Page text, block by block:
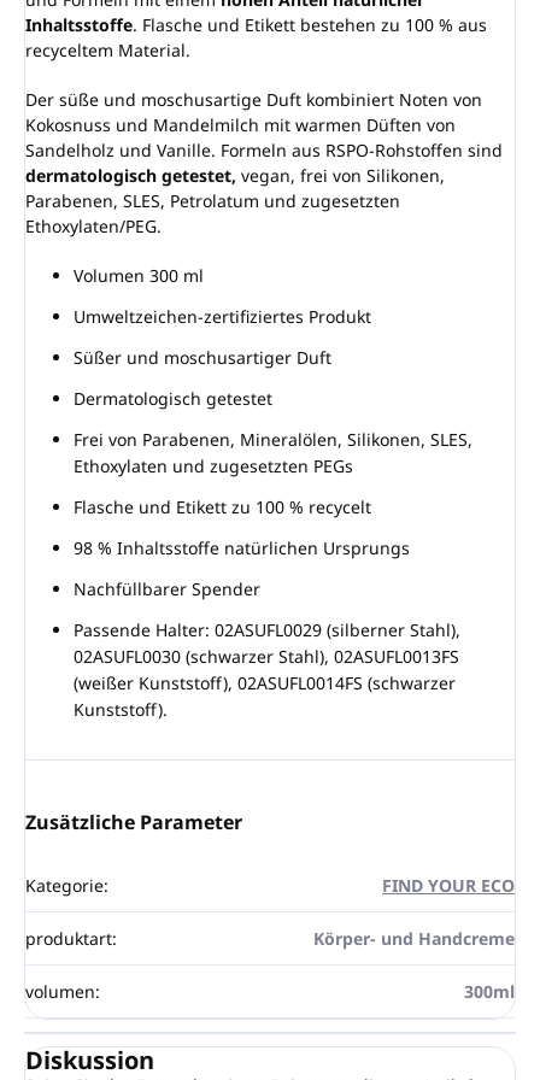
Inhaltsstoffe. Flasche und Etikett bestehen zu 100 % aus
recyceltem Material.
Der süße und moschusartige Duft kombiniert Noten von
Kokosnuss und Mandelmilch mit warmen Düften von
Sandelholz und Vanille. Formeln aus RSPO-Rohstoffen sind
dermatologisch getestet, vegan, frei von Silikonen,
Parabenen, SLES, Petrolatum und zugesetzten
Ethoxylaten/PEG.
Volumen 300 ml
Umweltzeichen-zertifiziertes Produkt
Süßer und moschusartiger Duft
Dermatologisch getestet
Frei von Parabenen, Mineralölen, Silikonen, SLES,
Ethoxylaten und zugesetzten PEGs
Flasche und Etikett zu 100 % recycelt
98 % Inhaltsstoffe natürlichen Ursprungs
Nachfüllbarer Spender
Passende Halter: 02ASUFL0029 (silberner Stahl),
02ASUFL0030 (schwarzer Stahl), 02ASUFL0013FS
(weißer Kunststoff), 02ASUFL0014FS (schwarzer
Kunststoff).
Zusätzliche Parameter
Kategorie: FIND YOUR ECO
produktart: Körper- und Handcreme
volumen: 300ml
Diskussion